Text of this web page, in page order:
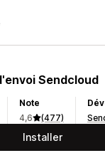
Sendcloud
Note
4,6
(477)
Installer